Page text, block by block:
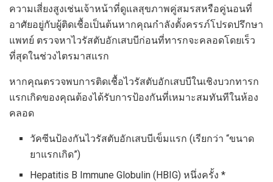
ความเสี่ยงสูงเช่นเจ้าหน้าที่ดูแลสุขภาพคู่สมรสหรือคู่นอนที่
อาศัยอยู่กับผู้ติดเชื้อเป็นต้นหากคุณกำลังตั้งครรภ์โปรดปรึกษา
แพทย์ ตรวจหาไวรัสตับอักเสบบีก่อนที่ทารกจะคลอดโดยเร็ว
ที่สุดในช่วงไตรมาสแรก
หากคุณตรวจพบการติดเชื้อไวรัสตับอักเสบบีในเชิงบวกทารก
แรกเกิดของคุณต้องได้รับการป้องกันที่เหมาะสมทันทีในห้อง
คลอด
วัคซีนป้องกันไวรัสตับอักเสบบีเข็มแรก (เรียกว่า “ขนาด
ยาแรกเกิด”)
Hepatitis B Immune Globulin (HBIG) หนึ่งครั้ง *